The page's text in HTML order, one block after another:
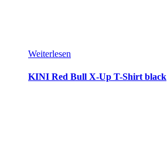
Weiterlesen
KINI Red Bull X-Up T-Shirt black